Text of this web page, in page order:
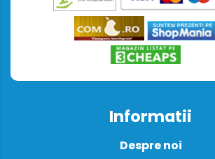
Informatii
Despre noi